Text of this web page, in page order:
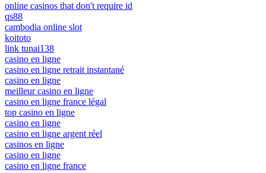
online casinos that don't require id
qs88
cambodia online slot
koitoto
link tunai138
casino en ligne
casino en ligne retrait instantané
casino en ligne
meilleur casino en ligne
casino en ligne france légal
top casino en ligne
casino en ligne
casino en ligne argent réel
casinos en ligne
casino en ligne
casino en ligne france